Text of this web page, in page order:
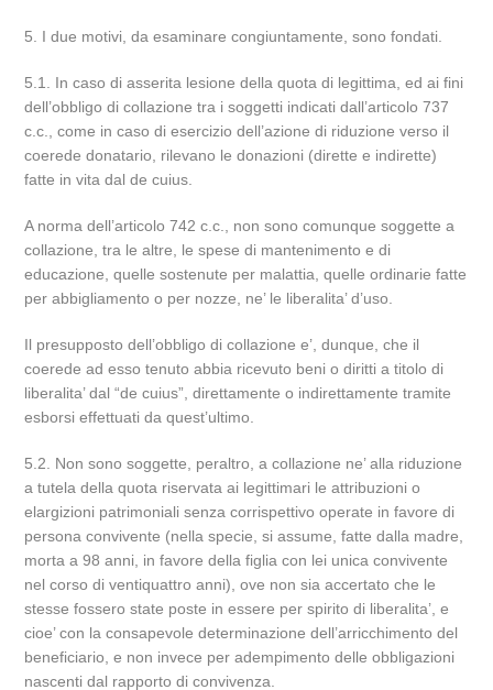
5. I due motivi, da esaminare congiuntamente, sono fondati.
5.1. In caso di asserita lesione della quota di legittima, ed ai fini
dell’obbligo di collazione tra i soggetti indicati dall’articolo 737
c.c., come in caso di esercizio dell’azione di riduzione verso il
coerede donatario, rilevano le donazioni (dirette e indirette)
fatte in vita dal de cuius.
A norma dell’articolo 742 c.c., non sono comunque soggette a
collazione, tra le altre, le spese di mantenimento e di
educazione, quelle sostenute per malattia, quelle ordinarie fatte
per abbigliamento o per nozze, ne’ le liberalita’ d’uso.
Il presupposto dell’obbligo di collazione e’, dunque, che il
coerede ad esso tenuto abbia ricevuto beni o diritti a titolo di
liberalita’ dal “de cuius”, direttamente o indirettamente tramite
esborsi effettuati da quest’ultimo.
5.2. Non sono soggette, peraltro, a collazione ne’ alla riduzione
a tutela della quota riservata ai legittimari le attribuzioni o
elargizioni patrimoniali senza corrispettivo operate in favore di
persona convivente (nella specie, si assume, fatte dalla madre,
morta a 98 anni, in favore della figlia con lei unica convivente
nel corso di ventiquattro anni), ove non sia accertato che le
stesse fossero state poste in essere per spirito di liberalita’, e
cioe’ con la consapevole determinazione dell’arricchimento del
beneficiario, e non invece per adempimento delle obbligazioni
nascenti dal rapporto di convivenza.